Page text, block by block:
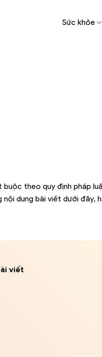
Sức khỏe
theo quy định pháp
dung bài viết dưới đây,
viết